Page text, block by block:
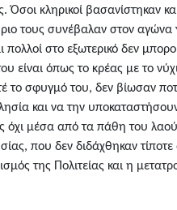
Όσοι κληρικοί βασανίστηκαν
τους συνέβαλαν στον αγώνα
πολλοί στο εξωτερικό δεν
είναι όπως το κρέας με το
το σφυγμό του, δεν βίωσαν
και να την
όχι μέσα από τα πάθη του
που δεν διδάχθηκαν
της Πολιτείας και η